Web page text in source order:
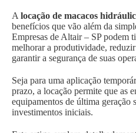
A locação de macacos
benefícios que vão além da
Empresas de Altair – SP podem
melhorar a produtividade,
garantir a segurança de suas
Seja para uma aplicação
prazo, a locação permite que as
equipamentos de última geração
investimentos iniciais.